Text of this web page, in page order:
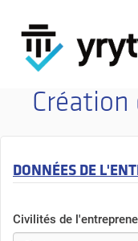
DONNÉES DE
Civilités de